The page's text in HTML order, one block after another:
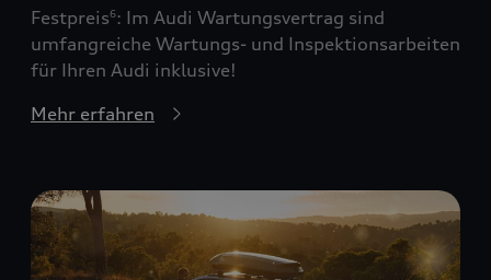
Festpreis6: Im Audi Wartungsvertrag sind
umfangreiche Wartungs- und Inspektionsarbeiten
für Ihren Audi inklusive!
Mehr erfahren